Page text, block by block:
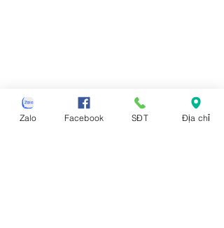
Zalo Facebook SĐT Địa chỉ